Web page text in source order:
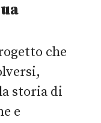
che
storia di
e